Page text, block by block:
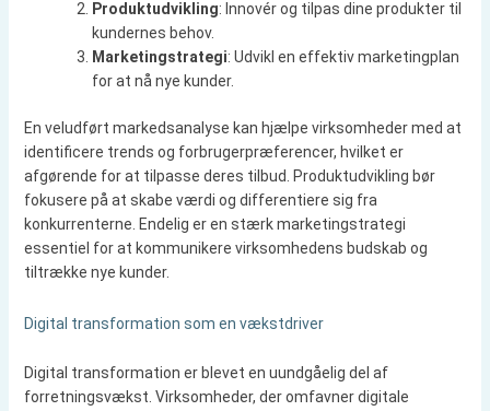
Produktudvikling: Innovér og tilpas dine produkter til
kundernes behov.
Marketingstrategi: Udvikl en effektiv marketingplan
for at nå nye kunder.
En veludført markedsanalyse kan hjælpe virksomheder med at
identificere trends og forbrugerpræferencer, hvilket er
afgørende for at tilpasse deres tilbud. Produktudvikling bør
fokusere på at skabe værdi og differentiere sig fra
konkurrenterne. Endelig er en stærk marketingstrategi
essentiel for at kommunikere virksomhedens budskab og
tiltrække nye kunder.
Digital transformation som en vækstdriver
Digital transformation er blevet en uundgåelig del af
forretningsvækst. Virksomheder, der omfavner digitale